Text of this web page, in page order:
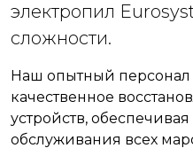
электропил
сложности.
Наш опытный персонал
качественное
устройств,
обслуживания всех